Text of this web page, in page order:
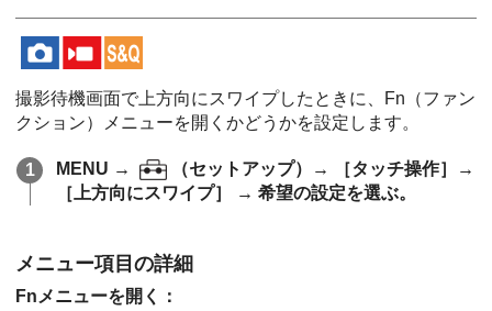
撮影待機画面で上方向にスワイプしたときに、Fn（ファン
クション）メニューを開くかどうかを設定します。
MENU → （セットアップ）→ ［タッチ操作］
→
［上方向にスワイプ］
→ 希望の設定を選ぶ。
メニュー項目の詳細
Fnメニューを開く
：